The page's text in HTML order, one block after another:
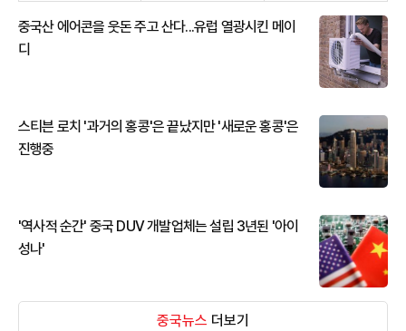
중국산 에어콘을 웃돈 주고 산다...유럽 열광시킨 메이
디
스티븐 로치 '과거의 홍콩'은 끝났지만 '새로운 홍콩'은
진행중
'역사적 순간' 중국 DUV 개발업체는 설립 3년된 '아이
성나'
중국뉴스 더보기